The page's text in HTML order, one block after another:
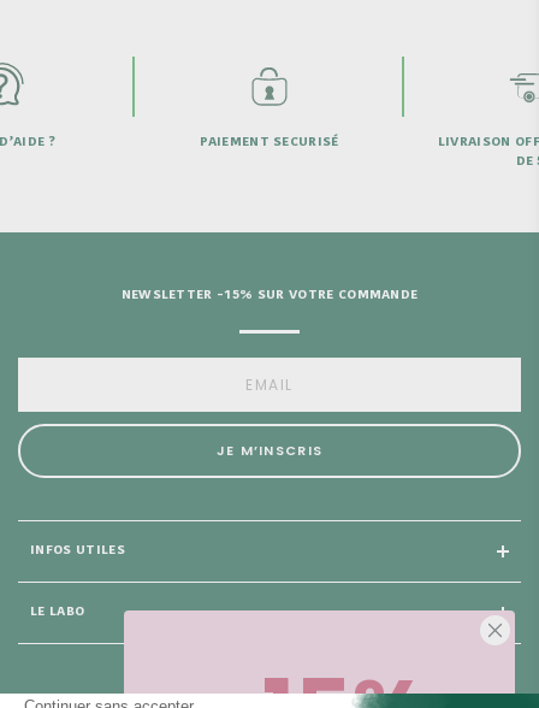
? PAIEMENT SECURISÉ
LIVRAISON
DE
INFOS UTILES
LE LABO
NEWSLETTER -15% SUR VOTRE COMMANDE
JE M’INSCRIS